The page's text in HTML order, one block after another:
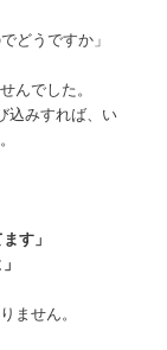
どうですか」
んでした。
込みすれば、い
す」
ません。